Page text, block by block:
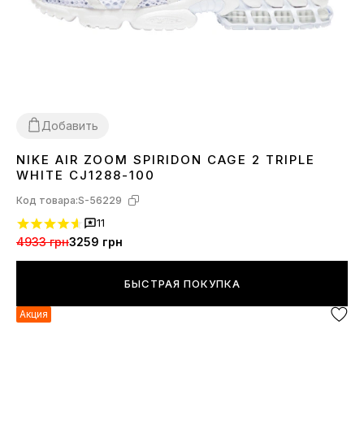
Добавить
4142 4344 45
NIKE AIR ZOOM SPIRIDON CAGE 2 TRIPLE
WHITE CJ1288-100
Код товара:S-56229
11
4933 грн3259 грн
БЫСТРАЯ ПОКУПКА
Акция